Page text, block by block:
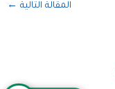
المقالة التالية ←